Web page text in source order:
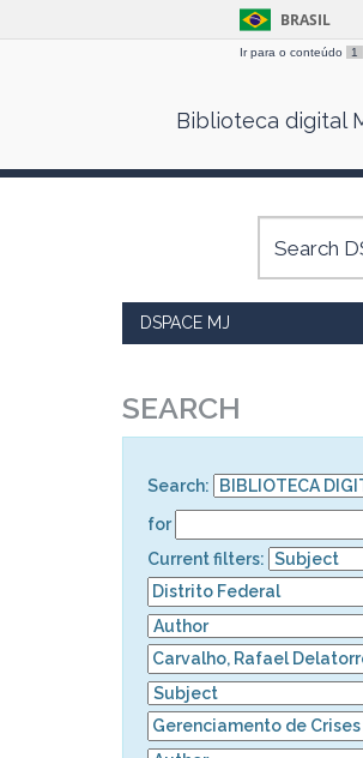
BRASIL
Ir para o conteúdo 1
Biblioteca digital
DSPACE MJ
SEARCH
Search:
for
Current filters: